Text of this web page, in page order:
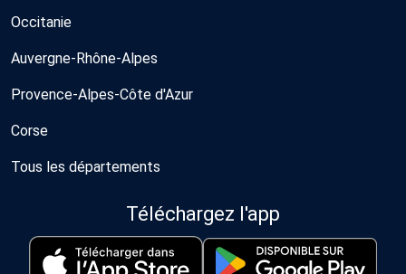
Occitanie
Auvergne-Rhône-Alpes
Provence-Alpes-Côte d'Azur
Corse
Tous les départements
Téléchargez l'app